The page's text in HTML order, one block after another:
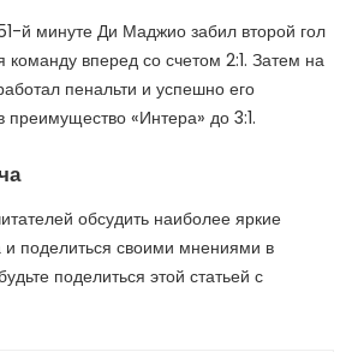
й минуте Ди Маджио забил второй гол
команду вперед со счетом 2:1. Затем на
пенальти и успешно его
преимущество «Интера» до 3:1.
обсудить наиболее яркие
и поделиться своими мнениями в
поделиться этой статьей с